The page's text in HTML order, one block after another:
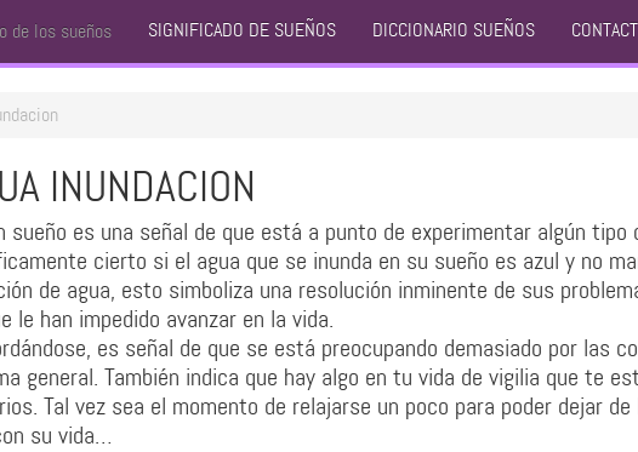
de los sueños SIGNIFICADO DE SUEÑOS DICCIONARIO SUEÑOS
INUNDACION
sueño es una señal de que está a punto de experimentar algún tipo
cierto si el agua que se inunda en su sueño es azul y no
de agua, esto simboliza una resolución inminente de sus
le han impedido avanzar en la vida.
es señal de que se está preocupando demasiado por las
general. También indica que hay algo en tu vida de vigilia que te
Tal vez sea el momento de relajarse un poco para poder dejar
su vida…